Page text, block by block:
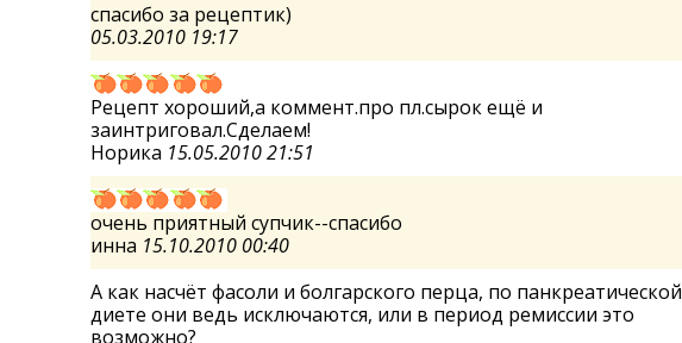
спасибо за рецептик)
05.03.2010 19:17
Рецепт хороший,а коммент.про пл.сырок ещё и
заинтриговал.Сделаем!
Норика 15.05.2010 21:51
очень приятный супчик--спасибо
инна 15.10.2010 00:40
А как насчёт фасоли и болгарского перца, по панкреатической
диете они ведь исключаются, или в период ремиссии это
возможно?